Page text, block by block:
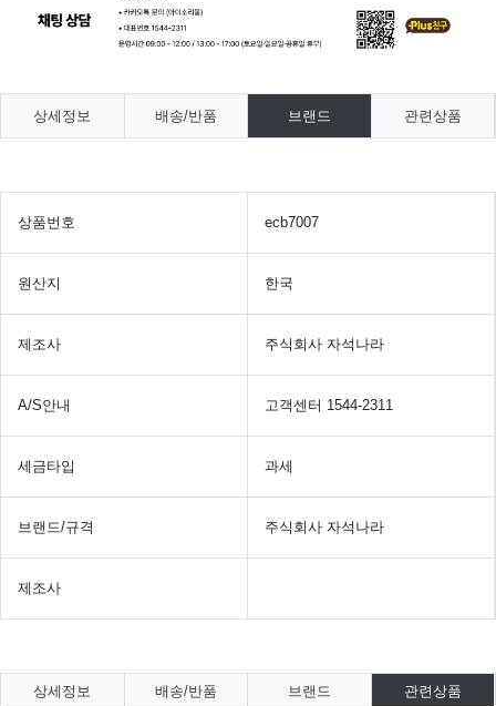
상세정보 배송/반품 브랜드 관련상품
상품번호 ecb7007
원산지 한국
제조사 주식회사 자석나라
A/S안내 고객센터 1544-2311
세금타입 과세
브랜드/규격 주식회사 자석나라
제조사
상세정보 배송/반품 브랜드 관련상품